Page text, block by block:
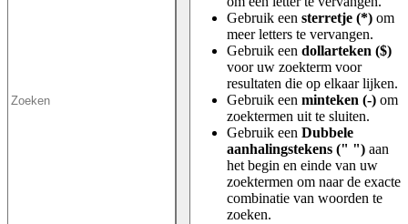
Gebruik een sterretje (*) om
meer letters te vervangen.
Gebruik een dollarteken ($)
voor uw zoekterm voor
resultaten die op elkaar lijken.
Gebruik een minteken (-) om
zoektermen uit te sluiten.
Gebruik een Dubbele
aanhalingstekens (" ") aan
het begin en einde van uw
zoektermen om naar de exacte
combinatie van woorden te
zoeken.